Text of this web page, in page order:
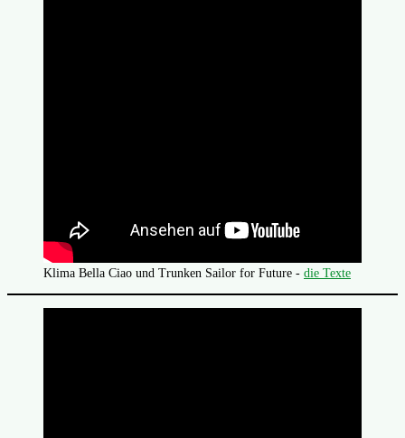
Klima Bella Ciao und Trunken Sailor for Future - die Texte